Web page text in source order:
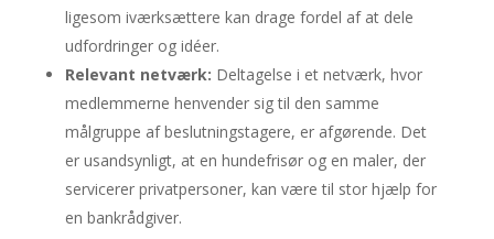
ligesom iværksættere kan drage fordel af at dele
udfordringer og idéer.
Relevant netværk: Deltagelse i et netværk, hvor
medlemmerne henvender sig til den samme
målgruppe af beslutningstagere, er afgørende. Det
er usandsynligt, at en hundefrisør og en maler, der
servicerer privatpersoner, kan være til stor hjælp for
en bankrådgiver.